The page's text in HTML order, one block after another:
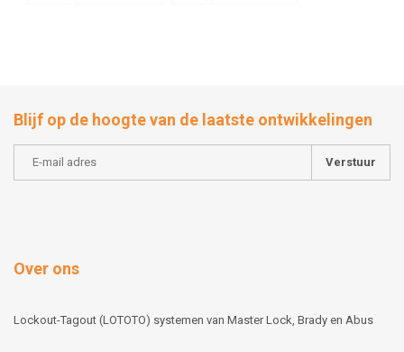
Blijf op de hoogte van de laatste ontwikkelingen
Verstuur
Over ons
Lockout-Tagout (LOTOTO) systemen van Master Lock, Brady en Abus